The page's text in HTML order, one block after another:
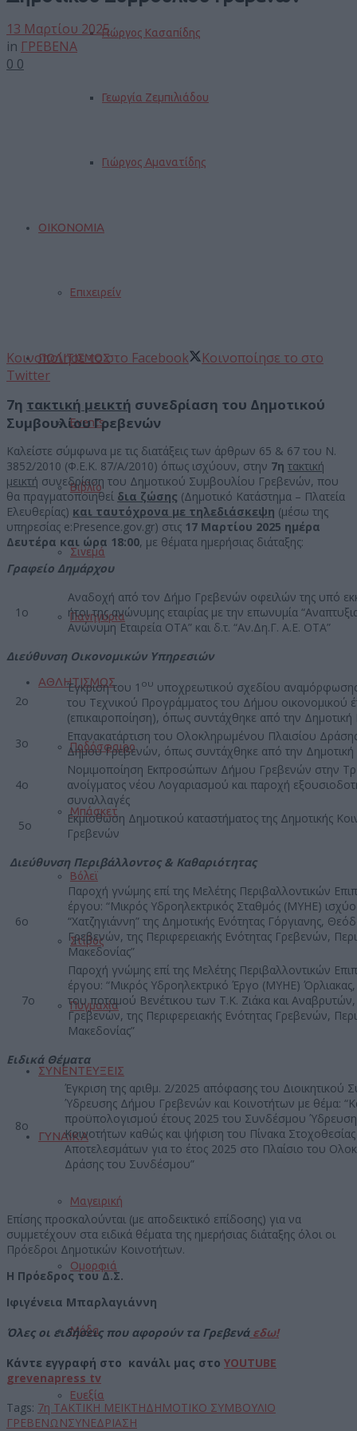
Γιώργος Κασαπίδης
Γεωργία Ζεμπιλιάδου
Γιώργος Αμανατίδης
ΟΙΚΟΝΟΜΙΑ
Επιχειρείν
ΠΟΛΙΤΙΣΜΟΣ
Events
Βιβλίο
Σινεμά
Πανηγύρια
ΑΘΛΗΤΙΣΜΟΣ
Ποδόσφαιρο
Μπάσκετ
Βόλεϊ
Στίβος
Πυγμαχία
ΣΥΝΕΝΤΕΥΞΕΙΣ
ΓΥΝΑΙΚΑ
Μαγειρική
Ομορφιά
Μόδα
Ευεξία
13 Μαρτίου 2025
in ΓΡΕΒΕΝΑ
0 0
Κοινοποίησε το στο Facebook
Κοινοποίησε το στο
Twitter
7η τακτική μεικτή συνεδρίαση του Δημοτικού
Συμβουλίου Γρεβενών
Καλείστε σύμφωνα με τις διατάξεις των άρθρων 65 & 67 του Ν.
3852/2010 (Φ.Ε.Κ. 87/Α/2010) όπως ισχύουν, στην 7η τακτική
μεικτή συνεδρίαση του Δημοτικού Συμβουλίου Γρεβενών, που
θα πραγματοποιηθεί δια ζώσης (Δημοτικό Κατάστημα – Πλατεία
Ελευθερίας) και ταυτόχρονα με τηλεδιάσκεψη (μέσω της
υπηρεσίας e:Presence.gov.gr) στις 17 Μαρτίου 2025 ημέρα
Δευτέρα και ώρα 18:00, με θέματα ημερήσιας διάταξης:
Γραφείο Δημάρχου
1ο
Αναδοχή από τον Δήμο Γρεβενών οφειλών της υπό
ήτοι της ανώνυμης εταιρίας με την επωνυμία
Ανώνυμη Εταιρεία ΟΤΑ” και δ.τ. “Αν.Δη.Γ. Α.Ε. ΟΤΑ”
Διεύθυνση Οικονομικών Υπηρεσιών
2ο
Έγκριση του 1 ου υποχρεωτικού σχεδίου
του Τεχνικού Προγράμματος του Δήμου οικονομικού
(επικαιροποίηση), όπως συντάχθηκε από την Δημοτική
3ο
Επανακατάρτιση του Ολοκληρωμένου Πλαισίου
Δήμου Γρεβενών, όπως συντάχθηκε από την Δημοτική
4ο
Νομιμοποίηση Εκπροσώπων Δήμου Γρεβενών στην
ανοίγματος νέου Λογαριασμού και παροχή
συναλλαγές
5ο
Εκμίσθωση Δημοτικού καταστήματος της Δημοτικής
Γρεβενών
Διεύθυνση Περιβάλλοντος & Καθαριότητας
6ο
Παροχή γνώμης επί της Μελέτης Περιβαλλοντικών
έργου: “Μικρός Υδροηλεκτρικός Σταθμός (ΜΥΗΕ)
“Χατζηγιάννη” της Δημοτικής Ενότητας Γόργιανης,
Γρεβενών, της Περιφερειακής Ενότητας Γρεβενών,
Μακεδονίας”
7ο
Παροχή γνώμης επί της Μελέτης Περιβαλλοντικών
έργου: “Μικρός Υδροηλεκτρικό Έργο (ΜΥΗΕ)
του ποταμού Βενέτικου των Τ.Κ. Ζιάκα και
Γρεβενών, της Περιφερειακής Ενότητας Γρεβενών,
Μακεδονίας”
Ειδικά Θέματα
8ο
Έγκριση της αριθμ. 2/2025 απόφασης του
Ύδρευσης Δήμου Γρεβενών και Κοινοτήτων με θέμα:
προϋπολογισμού έτους 2025 του Συνδέσμου
Κοινοτήτων καθώς και ψήφιση του Πίνακα
Αποτελεσμάτων για το έτος 2025 στο Πλαίσιο του
Δράσης του Συνδέσμου”
Επίσης προσκαλούνται (με αποδεικτικό επίδοσης) για να
συμμετέχουν στα ειδικά θέματα της ημερήσιας διάταξης όλοι οι
Πρόεδροι Δημοτικών Κοινοτήτων.
Η Πρόεδρος του Δ.Σ.
Ιφιγένεια Μπαρλαγιάννη
Όλες οι ειδήσεις που αφορούν τα Γρεβενάεδω!
Κάντε εγγραφή στο κανάλι μας στο YOUTUBE
grevenapress tv
Tags: 7η ΤΑΚΤΙΚΗ ΜΕΙΚΤΗΔΗΜΟΤΙΚΟ ΣΥΜΒΟΥΛΙΟ
ΓΡΕΒΕΝΩΝΣΥΝΕΔΡΙΑΣΗ